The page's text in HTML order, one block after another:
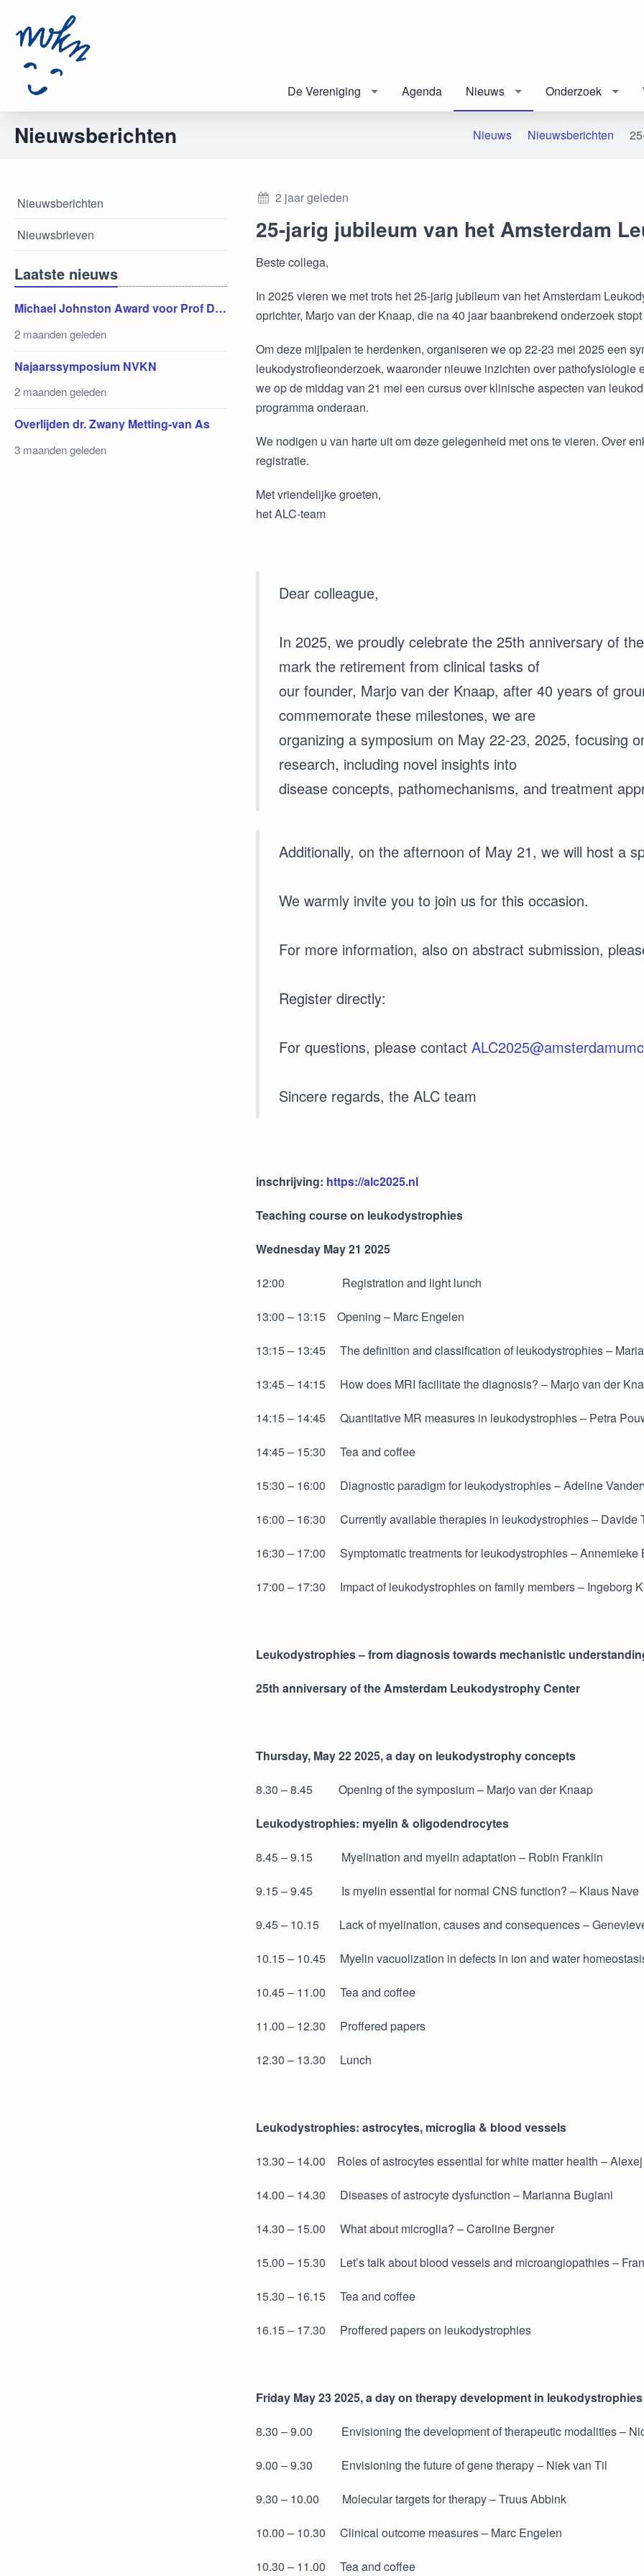
De Vereniging Agenda Nieuws Onderzoek
Nieuws Nieuwsberichten
Nieuwsberichten
Nieuwsberichten
Nieuwsbrieven
Laatste nieuws
Michael Johnston Award voor Prof Dr Linda de Vries
2 maanden geleden
Najaarssymposium NVKN
2 maanden geleden
Overlijden dr. Zwany Metting-van As
3 maanden geleden
2 jaar geleden
25-jarig jubileum van het Amsterdam
Beste collega,
In 2025 vieren we met trots het 25-jarig jubileum van het Amsterdam
oprichter, Marjo van der Knaap, die na 40 jaar baanbrekend onderzoek
Om deze mijlpalen te herdenken, organiseren we op 22-23 mei 2025 een
leukodystrofieonderzoek, waaronder nieuwe inzichten over
we op de middag van 21 mei een cursus over klinische aspecten van
programma onderaan.
We nodigen u van harte uit om deze gelegenheid met ons te vieren. Over
registratie.
Met vriendelijke groeten,
het ALC-team
Dear colleague,
In 2025, we proudly celebrate the 25th anniversary of
mark the retirement from clinical tasks of
our founder, Marjo van der Knaap, after 40 years of
commemorate these milestones, we are
organizing a symposium on May 22-23, 2025, focusing
research, including novel insights into
disease concepts, pathomechanisms, and treatment
Additionally, on the afternoon of May 21, we will host a
We warmly invite you to join us for this occasion.
For more information, also on abstract submission,
Register directly:
For questions, please contact
Sincere regards, the ALC team
inschrijving: https://alc2025.nl
Teaching course on leukodystrophies
Wednesday May 21 2025
12:00 Registration and light lunch
13:00 – 13:15 Opening – Marc Engelen
13:15 – 13:45 The definition and classification of leukodystrophies –
13:45 – 14:15 How does MRI facilitate the diagnosis? – Marjo van der
14:15 – 14:45 Quantitative MR measures in leukodystrophies – Petra
14:45 – 15:30 Tea and coffee
15:30 – 16:00 Diagnostic paradigm for leukodystrophies – Adeline
16:00 – 16:30 Currently available therapies in leukodystrophies – Davide
16:30 – 17:00 Symptomatic treatments for leukodystrophies – Annemieke
17:00 – 17:30 Impact of leukodystrophies on family members – Ingeborg
Leukodystrophies – from diagnosis towards mechanistic
25th anniversary of the Amsterdam Leukodystrophy Center
Thursday, May 22 2025, a day on leukodystrophy concepts
8.30 – 8.45 Opening of the symposium – Marjo van der Knaap
Leukodystrophies: myelin & oligodendrocytes
8.45 – 9.15 Myelination and myelin adaptation – Robin Franklin
9.15 – 9.45 Is myelin essential for normal CNS function? – Klaus Nave
9.45 – 10.15 Lack of myelination, causes and consequences –
10.15 – 10.45 Myelin vacuolization in defects in ion and water
10.45 – 11.00 Tea and coffee
11.00 – 12.30 Proffered papers
12.30 – 13.30 Lunch
Leukodystrophies: astrocytes, microglia & blood vessels
13.30 – 14.00 Roles of astrocytes essential for white matter health –
14.00 – 14.30 Diseases of astrocyte dysfunction – Marianna Bugiani
14.30 – 15.00 What about microglia? – Caroline Bergner
15.00 – 15.30 Let’s talk about blood vessels and microangiopathies –
15.30 – 16.15 Tea and coffee
16.15 – 17.30 Proffered papers on leukodystrophies
Friday May 23 2025, a day on therapy development in leukodystrophies
8.30 – 9.00 Envisioning the development of therapeutic modalities –
9.00 – 9.30 Envisioning the future of gene therapy – Niek van Til
9.30 – 10.00 Molecular targets for therapy – Truus Abbink
10.00 – 10.30 Clinical outcome measures – Marc Engelen
10.30 – 11.00 Tea and coffee